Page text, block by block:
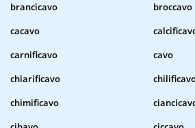
brancicavo
broccavo
cacavo
carnificavo
cavo
chiarificavo
chimificavo